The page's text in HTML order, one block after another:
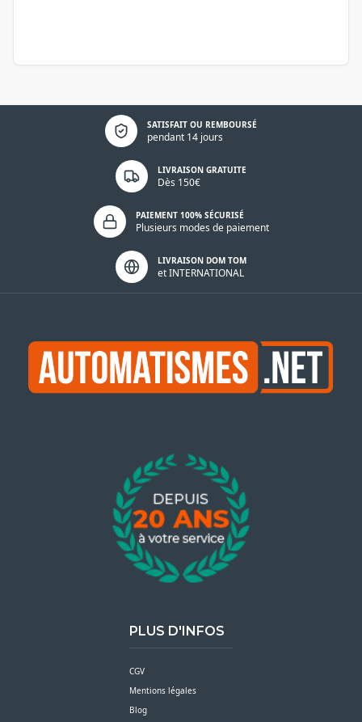
SATISFAIT OU REMBOURSÉ
pendant 14 jours
Politique de confidentialité
LIVRAISON GRATUITE
Dès 150€
PAIEMENT 100% SÉCURISÉ
Plusieurs modes de paiement
LIVRAISON DOM TOM
et INTERNATIONAL
PLUS D'INFOS
CGV
Mentions légales
Blog